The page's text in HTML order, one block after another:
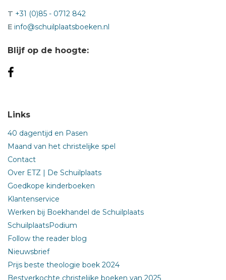
T +31 (0)85 - 0712 842
E info@schuilplaatsboeken.nl
Blijf op de hoogte:
Links
40 dagentijd en Pasen
Maand van het christelijke spel
Contact
Over ETZ | De Schuilplaats
Goedkope kinderboeken
Klantenservice
Werken bij Boekhandel de Schuilplaats
SchuilplaatsPodium
Follow the reader blog
Nieuwsbrief
Prijs beste theologie boek 2024